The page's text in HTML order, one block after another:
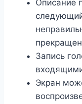
Описание
Запись
Экран